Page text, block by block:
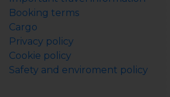
Booking terms
Cargo
Privacy policy
Cookie policy
Safety and enviroment policy